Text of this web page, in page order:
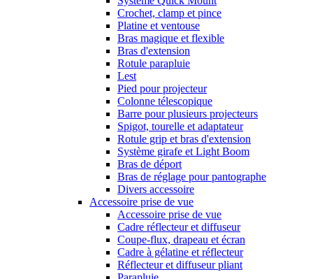
Crochet, clamp et pince
Platine et ventouse
Bras magique et flexible
Bras d'extension
Rotule parapluie
Lest
Pied pour projecteur
Colonne télescopique
Barre pour plusieurs projecteurs
Spigot, tourelle et adaptateur
Rotule grip et bras d'extension
Système girafe et Light Boom
Bras de déport
Bras de réglage pour pantographe
Divers accessoire
Accessoire prise de vue
Accessoire prise de vue
Cadre réflecteur et diffuseur
Coupe-flux, drapeau et écran
Cadre à gélatine et réflecteur
Réflecteur et diffuseur pliant